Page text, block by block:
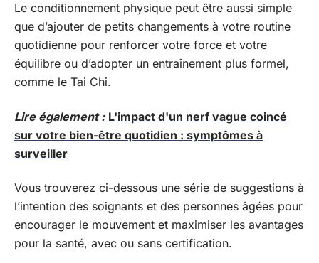
Le conditionnement physique peut être aussi simple
que d’ajouter de petits changements à votre routine
quotidienne pour renforcer votre force et votre
équilibre ou d’adopter un entraînement plus formel,
comme le Tai Chi.
Lire également : L'impact d'un nerf vague coincé
sur votre bien-être quotidien : symptômes à
surveiller
Vous trouverez ci-dessous une série de suggestions à
l’intention des soignants et des personnes âgées pour
encourager le mouvement et maximiser les avantages
pour la santé, avec ou sans certification.